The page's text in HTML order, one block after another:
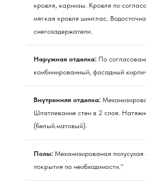
кровля, карнизы. Кровля по
мягкая кровля шинглас.
снегозадержатели.
Наружная отделка: По
комбинированный, фасадный
Внутренняя отделка:
Шпатлевание стен в 2 слоя.
(белый.матовый).
Полы: Механизированая
покрытия по необходимости."